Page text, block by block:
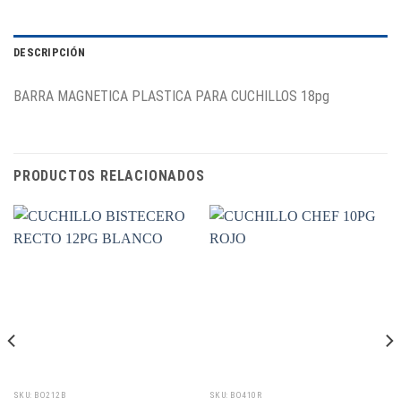
DESCRIPCIÓN
BARRA MAGNETICA PLASTICA PARA CUCHILLOS 18pg
PRODUCTOS RELACIONADOS
SKU: BO212B SKU: BO410R